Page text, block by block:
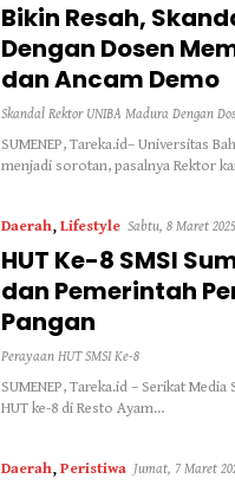
Bikin Resah,
Dengan Dosen
dan Ancam Demo
Skandal Rektor UNIBA Madura Dengan
SUMENEP, Tareka.id– Universitas
menjadi sorotan, pasalnya Rektor
Daerah, Lifestyle Sabtu, 8 Maret
HUT Ke-8 SMSI
dan Pemerintah
Pangan
Perayaan HUT SMSI Ke-8
SUMENEP, Tareka.id – Serikat
HUT ke-8 di Resto Ayam…
Daerah, Peristiwa Jumat, 7 Maret